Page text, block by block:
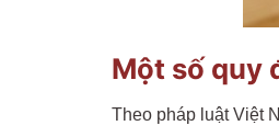
Một số quy
Theo pháp luật Việt